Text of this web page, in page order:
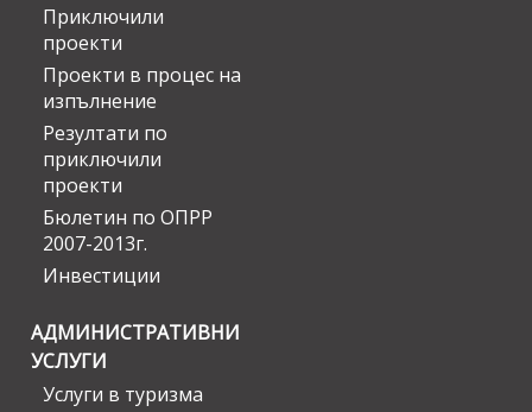
Приключили
проекти
Проекти в процес на
изпълнение
Резултати по
приключили
проекти
Бюлетин по ОПРР
2007-2013г.
Инвестиции
АДМИНИСТРАТИВНИ
УСЛУГИ
Услуги в туризма